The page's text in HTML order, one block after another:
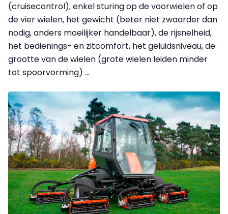
(cruisecontrol), enkel sturing op de voorwielen of op
de vier wielen, het gewicht (beter niet zwaarder dan
nodig, anders moeilijker handelbaar), de rijsnelheid,
het bedienings- en zitcomfort, het geluidsniveau, de
grootte van de wielen (grote wielen leiden minder
tot spoorvorming) …